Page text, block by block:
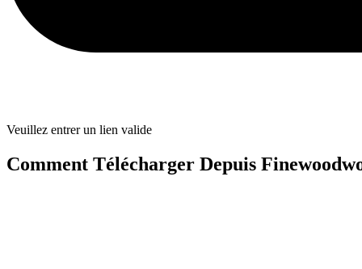
Veuillez entrer un lien valide
Comment Télécharger Depuis